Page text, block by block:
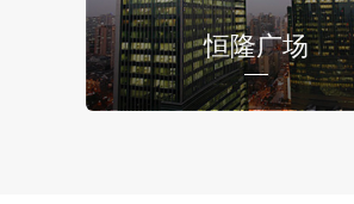
恒隆广场